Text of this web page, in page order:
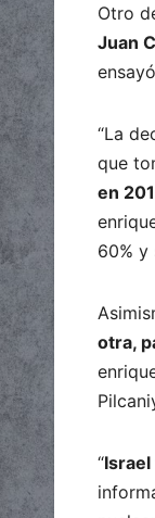
Otro
Juan
“La
que
en
60% y
otra,
“